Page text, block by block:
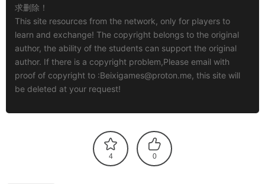
求删除！
This site resources from the network, only for players to
learn and exchange! The copyright belongs to the original
author, the ability of the students can support the original
author. If there is a copyright problem,Please email with
proof of copyright to :Beixigames@proton.me, this site will
be deleted at your request!
4 0